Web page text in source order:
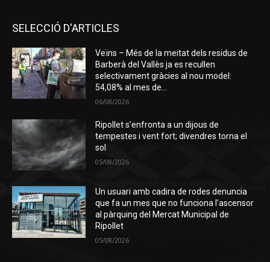
SELECCIÓ D'ARTICLES
Veïns – Més de la meitat dels residus de
Barberà del Vallès ja es recullen
selectivament gràcies al nou model:
54,08% al mes de...
06/08/2026
Ripollet s’enfronta a un dijous de
tempestes i vent fort; divendres torna el
sol
05/08/2026
Un usuari amb cadira de rodes denuncia
que fa un mes que no funciona l’ascensor
al pàrquing del Mercat Municipal de
Ripollet
05/08/2026